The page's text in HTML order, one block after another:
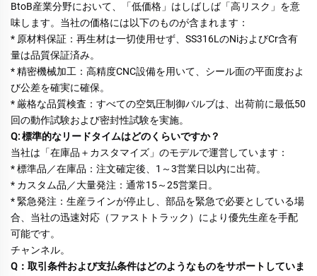
BtoB産業分野において、「低価格」はしばしば「高リスク」を意
味します。当社の価格には以下のものが含まれます：
* 原材料保証：再生材は一切使用せず、SS316LのNiおよびCr含有
量は品質保証済み。
* 精密機械加工：高精度CNC設備を用いて、シール面の平面度およ
び公差を確実に確保。
* 厳格な品質検査：すべての空気圧制御バルブは、出荷前に最低50
回の動作試験および密封性試験を実施。
Q: 標準的なリードタイムはどのくらいですか？
当社は「在庫品＋カスタマイズ」のモデルで運営しています：
* 標準品／在庫品：注文確定後、1～3営業日以内に出荷。
* カスタム品／大量発注：通常15～25営業日。
* 緊急発注：生産ラインが停止し、部品を緊急で必要としている場
合、当社の迅速対応（ファストトラック）により優先生産を手配
可能です。
チャンネル。
Q：取引条件および支払条件はどのようなものをサポートしていま